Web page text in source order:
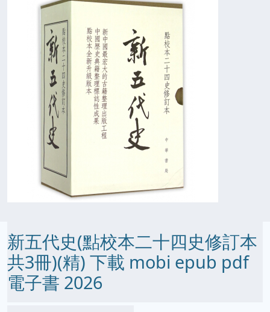
新五代史(點校本二十四史修訂本
共3冊)(精) 下載 mobi epub pdf
電子書 2026